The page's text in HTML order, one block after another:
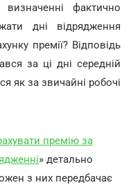
фактично
дні відрядження
премії? Відповідь
за ці дні середній
як за звичайні робочі
премію за
» детально
з них передбачає